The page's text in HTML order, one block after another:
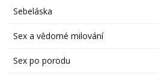
Sebeláska
Sex a vědomé milování
Sex po porodu